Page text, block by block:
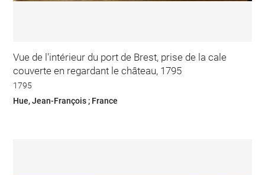
Vue de l'intérieur du port de Brest, prise de la cale
couverte en regardant le château, 1795
1795
Hue, Jean-François ; France